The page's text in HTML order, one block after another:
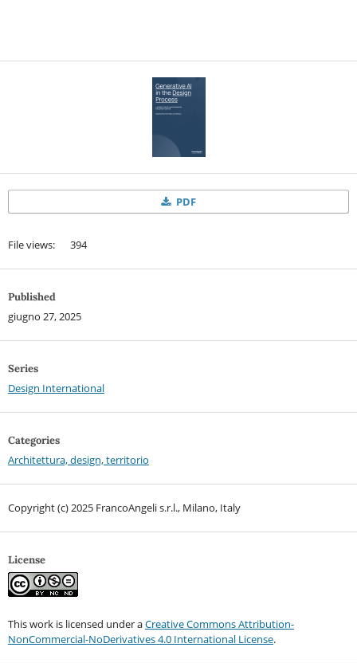
PDF
File views: 394
Published
giugno 27, 2025
Series
Design International
Categories
Architettura, design, territorio
Copyright (c) 2025 FrancoAngeli s.r.l., Milano, Italy
License
This work is licensed under aCreative Commons Attribution-
NonCommercial-NoDerivatives 4.0 International License.